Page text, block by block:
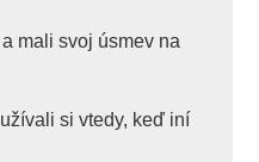
mali svoj úsmev na
si vtedy, keď iní